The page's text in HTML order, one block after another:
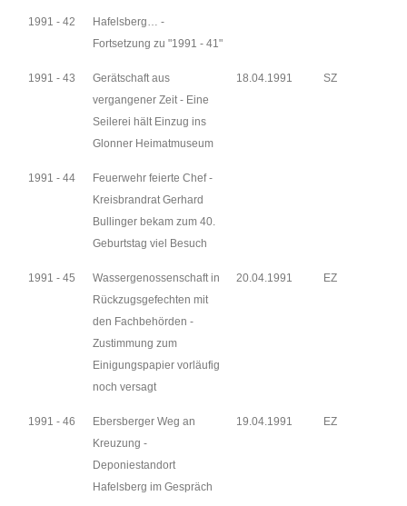
1991 - 42
Hafelsberg… -
Fortsetzung zu "1991 - 41"
1991 - 43
Gerätschaft aus
vergangener Zeit - Eine
Seilerei hält Einzug ins
Glonner Heimatmuseum
18.04.1991 SZ
1991 - 44
Feuerwehr feierte Chef -
Kreisbrandrat Gerhard
Bullinger bekam zum 40.
Geburtstag viel Besuch
1991 - 45
Wassergenossenschaft in
Rückzugsgefechten mit
den Fachbehörden -
Zustimmung zum
Einigungspapier vorläufig
noch versagt
20.04.1991 EZ
1991 - 46
Ebersberger Weg an
Kreuzung -
Deponiestandort
Hafelsberg im Gespräch
19.04.1991 EZ